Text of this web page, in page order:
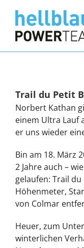
Inhalt
springen
Trail du Petit
Norbert Kathan
einem Ultra Lauf
er uns wieder
Bin am 18. März
2 Jahre auch –
gelaufen: Trail
Höhenmeter,
von Colmar
Heuer, zum
winterlichen